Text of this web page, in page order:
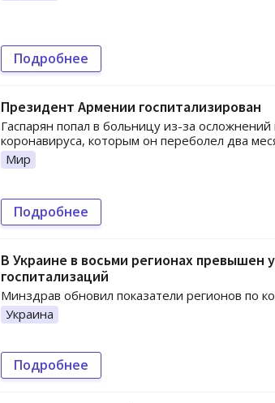
Подробнее
Президент Армении госпитализирован
Гаспарян попал в больницу из-за
коронавируса, которым он переболел два
Мир
Подробнее
В Украине в восьми регионах превышен
госпитализаций
Минздрав обновил показатели регионов по
Украина
Подробнее